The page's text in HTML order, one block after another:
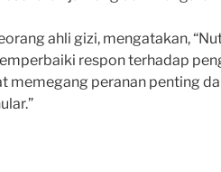
ahli gizi, mengatakan,
respon terhadap
memegang peranan penting